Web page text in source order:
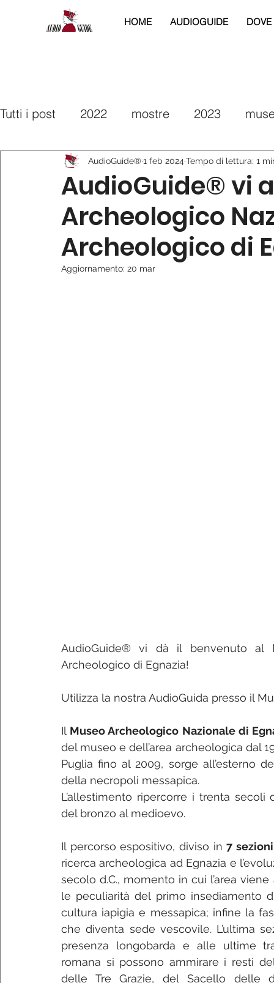
HOME AUDIOGUIDE
Tutti i post 2022 mostre 2023
2026 interreg 2019 2020
AudioGuide® vi
Archeologico
Archeologico di
AudioGuide® 1 feb 2024 Tempo di lettura: 1
Aggiornamento: 20 mar
AudioGuide® vi dà il benvenuto al
Archeologico di Egnazia!
Utilizza la nostra AudioGuida presso il
Il Museo Archeologico Nazionale di
del museo e dell’area archeologica dal
Puglia fino al 2009, sorge all’esterno
della necropoli messapica.
L’allestimento ripercorre i trenta secoli
del bronzo al medioevo.
Il percorso espositivo, diviso in 7 sezioni
ricerca archeologica ad Egnazia e
secolo d.C., momento in cui l’area
le peculiarità del primo insediamento
cultura iapigia e messapica; infine la
che diventa sede vescovile. L’ultima
presenza longobarda e alle ultime
romana si possono ammirare i resti
delle Tre Grazie, del Sacello delle